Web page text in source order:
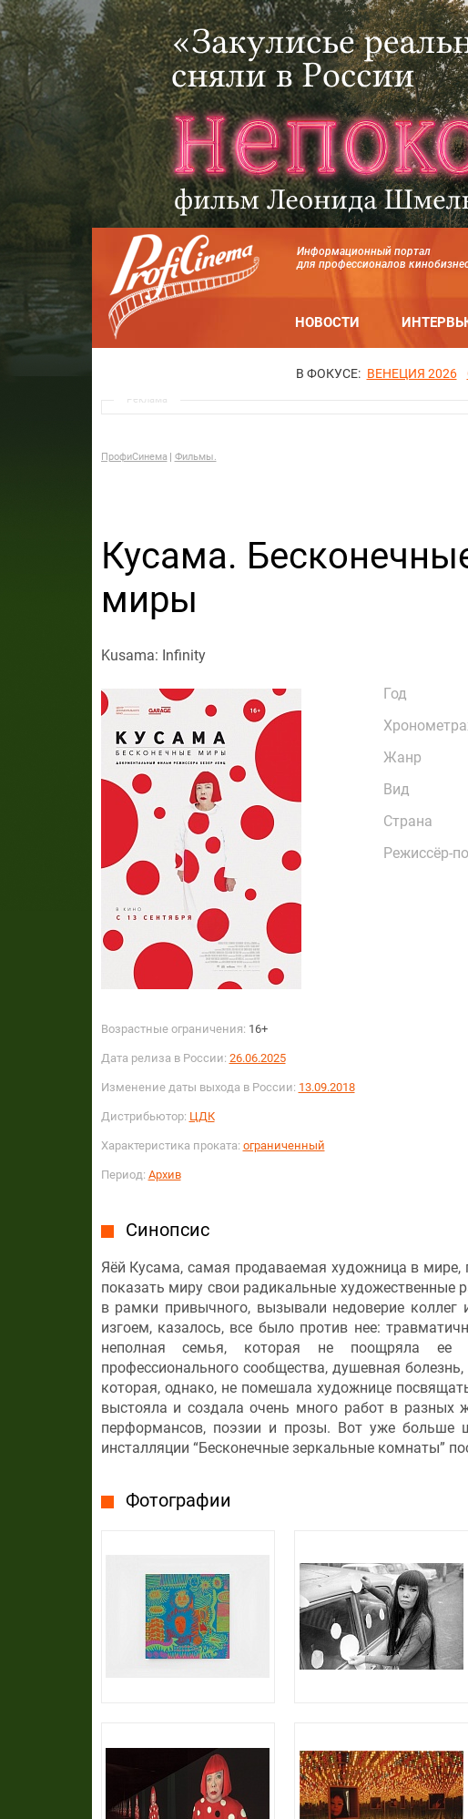
Информационный портал
для профессионалов
НОВОСТИ
В ФОКУСЕ: ВЕНЕЦИЯ 2026
Реклама
ПрофиСинема Фильмы.
Кусама.
миры
Kusama: Infinity
Возрастные ограничения: 16+
Дата релиза в России: 26.06.2025
Изменение даты выхода в России: 13.09.2018
Дистрибьютор: ЦДК
Характеристика проката: ограниченный
Период: Архив
Год
Жанр
Вид
Страна
Режиссёр-
Синопсис
Яёй Кусама, самая продаваемая художница в
показать миру свои радикальные художественные
в рамки привычного, вызывали недоверие
изгоем, казалось, все было против нее:
неполная семья, которая не поощряла ее
профессионального сообщества, душевная
которая, однако, не помешала художнице
выстояла и создала очень много работ в разных
перформансов, поэзии и прозы. Вот уже больше
инсталляции “Бесконечные зеркальные комнаты”
Фотографии